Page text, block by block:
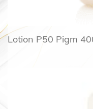
Lotion P50 Pigm